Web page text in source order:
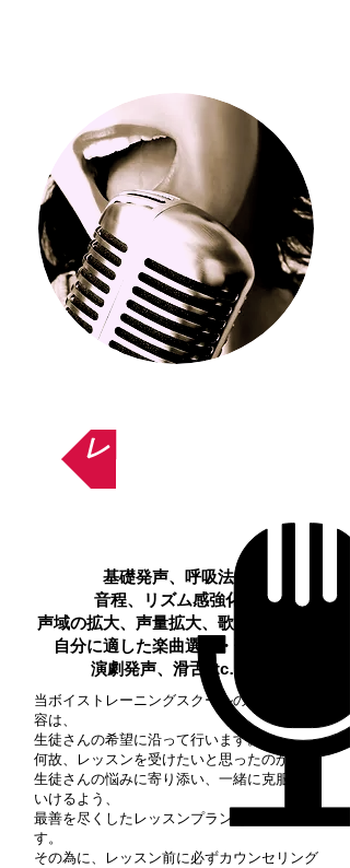
レッスン内容
基礎発声、呼吸法、
音程、リズム感強化、
声域の拡大、声量拡大、歌唱表現力、
自分に適した楽曲選び・歌選び、
演劇発声、滑舌etc…。
当ボイストレーニングスクールのレッスン内
容は、
生徒さんの希望に沿って行います。
何故、レッスンを受けたいと思ったのか…。
生徒さんの悩みに寄り添い、一緒に克服して
いけるよう、
最善を尽くしたレッスンプランを組み立てま
す。
その為に、レッスン前に必ずカウンセリング